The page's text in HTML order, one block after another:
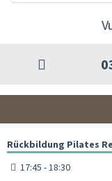
Rückbildung Pilates
17:45 - 18:30